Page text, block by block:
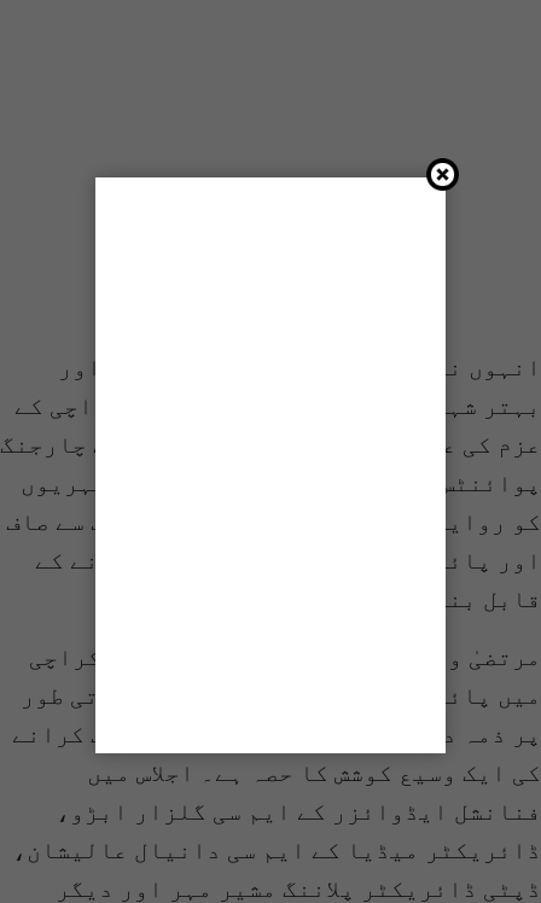
انہوں نے کہا کہ یہ اقدام ایک سرسبز اور
بہتر شہری مستقبل کی تعمیر کے لیے کراچی کے
عزم کی عکاسی کرتا ہے، یہ منصوبہ صرف چارجنگ
پوائنٹس لگانے کے لیے نہیں ہے بلکہ شہریوں
کو روایتی ایندھن پر مبنی ٹرانسپورٹ سے صاف
اور پائیدار متبادل کی طرف منتقل کرنے کے
قابل بنانے کے بارے میں ہے۔
مرتضیٰ وہاب کا کہنا تھا کہ یہ اقدام کراچی
میں پائیدار نقل و حرکت اور ماحولیاتی طور
پر ذمہ دار شہری انفراسٹرکچر متعارف کرانے
کی ایک وسیع کوشش کا حصہ ہے۔ اجلاس میں
فنانشل ایڈوائزر کے ایم سی گلزار ابڑو،
ڈائریکٹر میڈیا کے ایم سی دانیال عالیشان،
ڈپٹی ڈائریکٹر پلاننگ مشیر مہر اور دیگر